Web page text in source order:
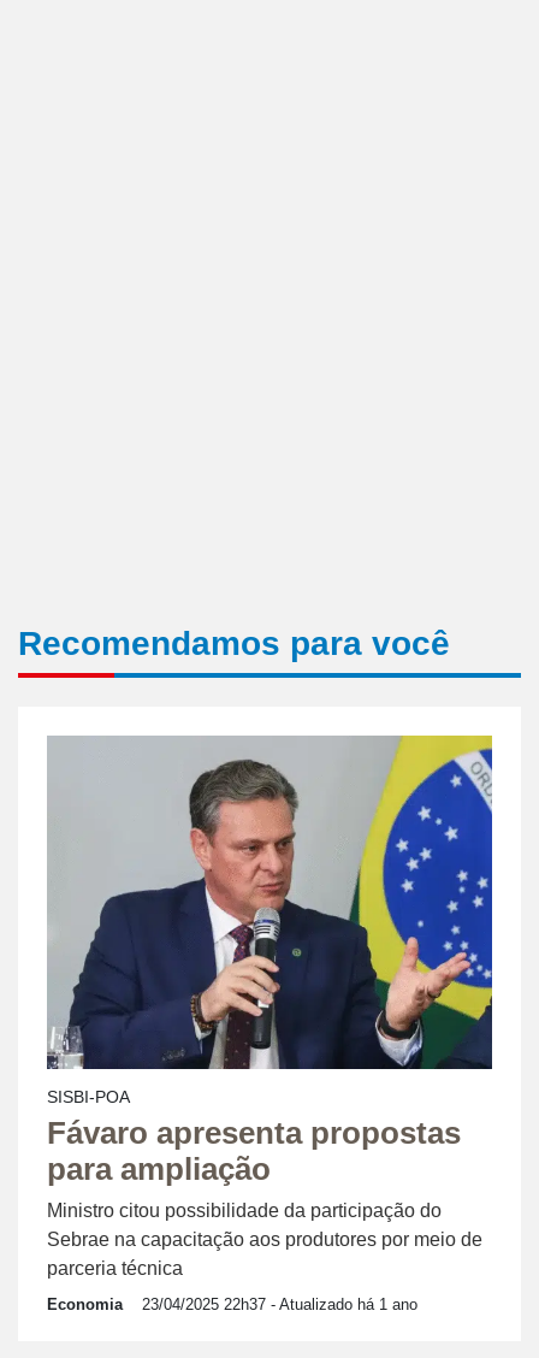
Recomendamos para você
SISBI-POA
Fávaro apresenta propostas
para ampliação
Ministro citou possibilidade da participação do
Sebrae na capacitação aos produtores por meio de
parceria técnica
Economia 23/04/2025 22h37 - Atualizado há 1 ano